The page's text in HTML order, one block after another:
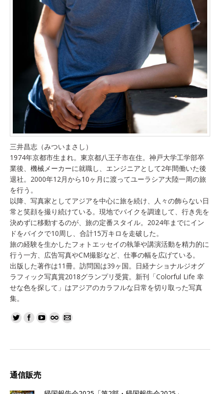
三井昌志（みついまさし）
1974年京都市生まれ。東京都八王子市在住。神戸大学工学部卒
業後、機械メーカーに就職し、エンジニアとして2年間働いた後
退社。2000年12月から10ヶ月に渡ってユーラシア大陸一周の旅
を行う。
以降、写真家としてアジアを中心に旅を続け、人々の飾らない日
常と笑顔を撮り続けている。現地でバイクを調達して、行き先を
決めずに移動するのが、旅の定番スタイル。2024年までにイン
ドをバイクで10周し、合計15万キロを走破した。
旅の経験を生かしたフォトエッセイの執筆や講演活動を精力的に
行う一方、広告写真やCM撮影など、仕事の幅を広げている。
出版した著作は11冊。訪問国は39ヶ国。日経ナショナルジオグ
ラフィック写真賞2018グランプリ受賞。新刊「Colorful Life 幸
せな色を探して」はアジアのカラフルな日常を切り取った写真
集。
通信販売